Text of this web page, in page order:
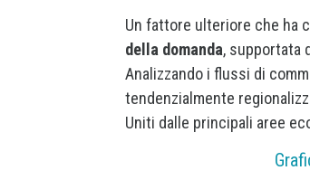
Un fattore ulteriore che ha
della domanda, supportata
Analizzando i flussi di
tendenzialmente
Uniti dalle principali aree